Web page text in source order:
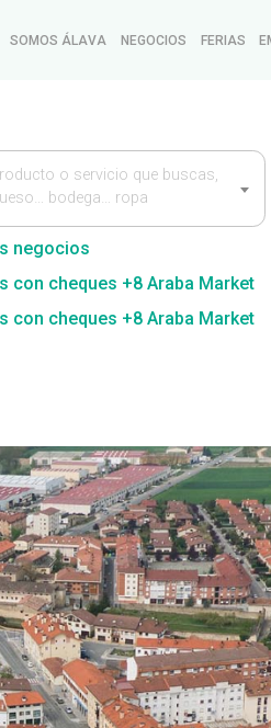
SOMOS ÁLAVA NEGOCIOS FERIAS
o servicio que buscas,
bodega… ropa
negocios
con cheques +8 Araba Market
con cheques +8 Araba Market